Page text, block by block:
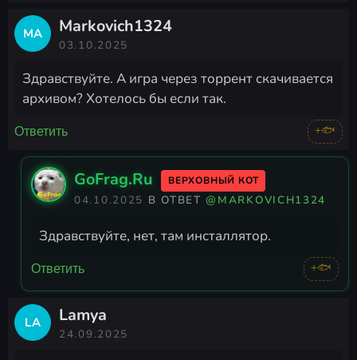
MA Markovich1324
03.10.2025
Здравствуйте. А игра через торрент скачивается
архивом? Хотелось бы если так.
Ответить +🐟
GoFrag.Ru ВЕРХОВНЫЙ КОТ
04.10.2025 В ОТВЕТ@MARKOVICH1324
Здравствуйте, нет, там инсталлятор.
Ответить +🐟
LA Lamya
24.09.2025